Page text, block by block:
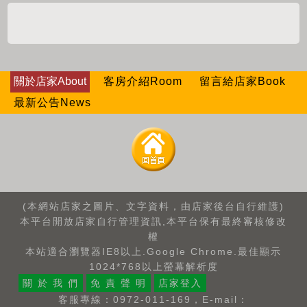
關於店家About 客房介紹Room
留言給店家Book
最新公告News
(本網站店家之圖片、文字資料，由店家後台自行維護)
本平台開放店家自行管理資訊,本平台保有最終審核修改
權
本站適合瀏覽器IE8以上.Google Chrome.最佳顯示
1024*768以上螢幕解析度
關 於 我 們
免 責 聲 明
店家登入
客服專線：0972-011-169，E-mail：